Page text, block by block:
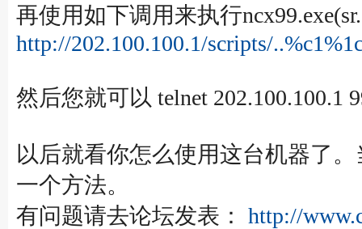
再使用如下调用来执行
http://202.100.100.1/scripts/
然后您就可以 telnet 202.100.100.1
以后就看你怎么使用这台机器了
一个方法。
有问题请去论坛发表： http://